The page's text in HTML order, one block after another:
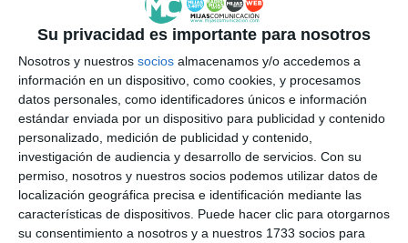
Su privacidad es importante para nosotros
Nosotros y nuestros socios almacenamos y/o accedemos a
información en un dispositivo, como cookies, y procesamos
datos personales, como identificadores únicos e información
estándar enviada por un dispositivo para publicidad y contenido
personalizado, medición de publicidad y contenido,
investigación de audiencia y desarrollo de servicios. Con su
permiso, nosotros y nuestros socios podemos utilizar datos de
localización geográfica precisa e identificación mediante las
características de dispositivos. Puede hacer clic para otorgarnos
su consentimiento a nosotros y a nuestros 1733 socios para
Moya-Alonso y Mesa-Las Heras
dominan la semana grande de la
FIP en España
ACTUALIDAD
Emotivo pregón de Josefa
Quero y Alonso Roca en honor a
la Virgen de la Peña
ACTUALIDAD